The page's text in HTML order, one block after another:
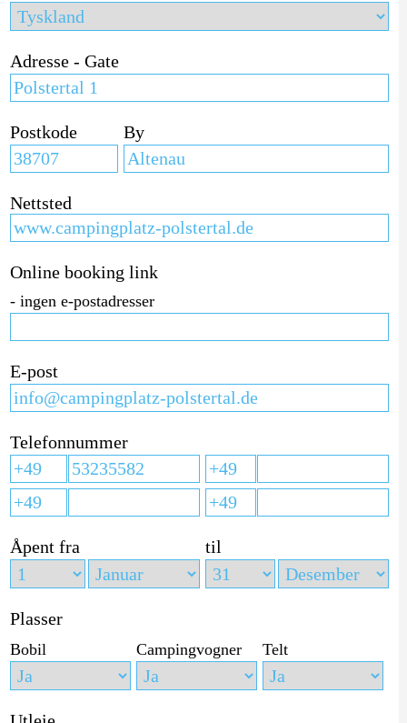
Adresse - Gate
Postkode By
Nettsted
Online booking link
- ingen e-postadresser
E-post
Telefonnummer
Åpent fra til
Plasser
Bobil Campingvogner Telt